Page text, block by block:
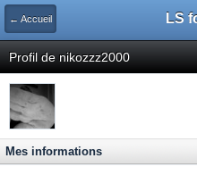
← Accueil LS
Profil de nikozzz2000
Mes informations